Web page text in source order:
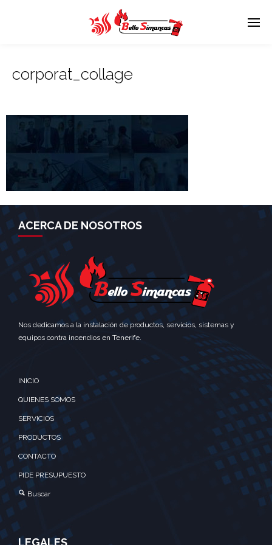
corporat_collage
ACERCA DE NOSOTROS
Nos dedicamos a la instalación de productos, servicios, sistemas y
equipos contra incendios en Tenerife.
INICIO
QUIENES SOMOS
SERVICIOS
PRODUCTOS
CONTACTO
PIDE PRESUPUESTO
Buscar
LEGALES